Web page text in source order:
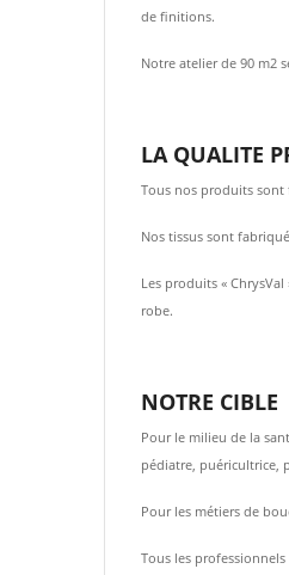
de finitions.
Notre atelier de 90 m2
LA QUALITE
Tous nos produits sont
Nos tissus sont
Les produits «
robe.
NOTRE CIBLE
Pour le milieu de la
pédiatre, puéricultrice,
Pour les métiers de
Tous les